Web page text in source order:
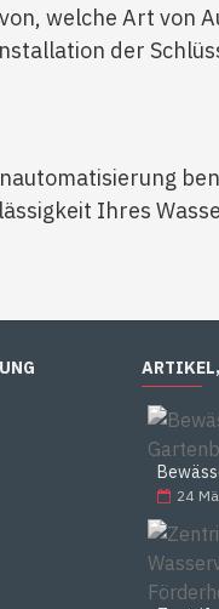
welche Art von
der
Ihres
24